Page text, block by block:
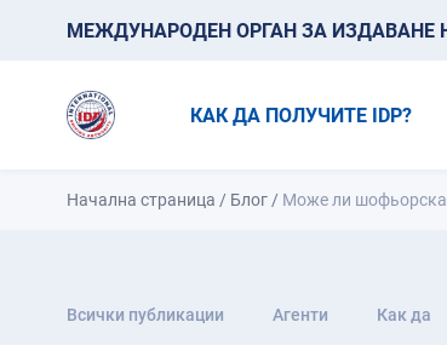
МЕЖДУНАРОДЕН ОРГАН ЗА ИЗДАВАНЕ
КАК ДА ПОЛУЧИТЕ IDP?
Начална страница / Блог / Може ли
Всички публикации Агенти Как да